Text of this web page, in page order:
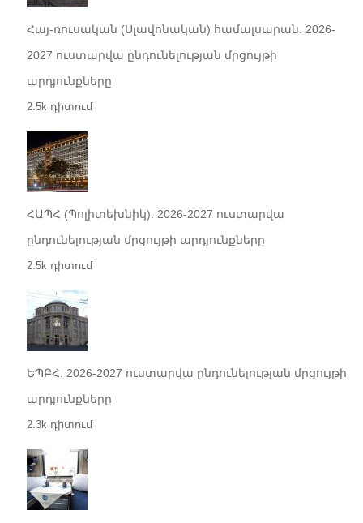
Հայ-ռուսական (Սլավոնական) համալսարան. 2026-
2027 ուստարվա ընդունելության մրցույթի
արդյունքները
2.5k դիտում
ՀԱՊՀ (Պոլիտեխնիկ). 2026-2027 ուստարվա
ընդունելության մրցույթի արդյունքները
2.5k դիտում
ԵՊԲՀ. 2026-2027 ուստարվա ընդունելության մրցույթի
արդյունքները
2.3k դիտում